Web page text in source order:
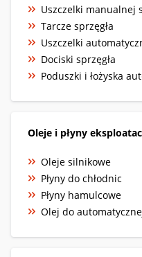
Uszczelki manualnej
Tarcze sprzęgła
Uszczelki
Dociski sprzęgła
Poduszki i łożyska
Oleje i płyny
Oleje silnikowe
Płyny do chłodnic
Płyny hamulcowe
Olej do